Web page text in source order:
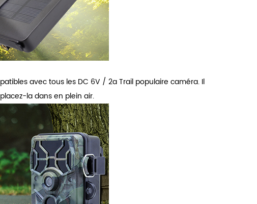
avec tous les DC 6V / 2a Trail populaire caméra. Il
la dans en plein air.